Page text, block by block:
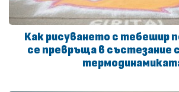
Как рисуването с тебешир
се превръща в състезание